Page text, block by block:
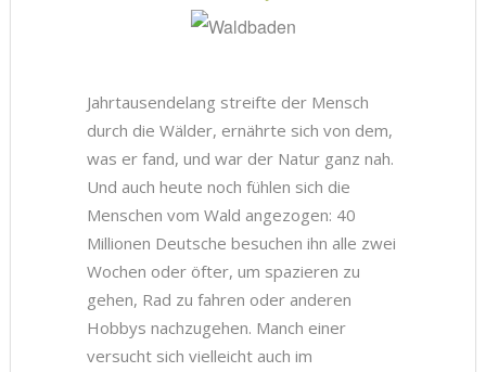
Jahrtausendelang streifte der Mensch
durch die Wälder, ernährte sich von dem,
was er fand, und war der Natur ganz nah.
Und auch heute noch fühlen sich die
Menschen vom Wald angezogen: 40
Millionen Deutsche besuchen ihn alle zwei
Wochen oder öfter, um spazieren zu
gehen, Rad zu fahren oder anderen
Hobbys nachzugehen. Manch einer
versucht sich vielleicht auch im